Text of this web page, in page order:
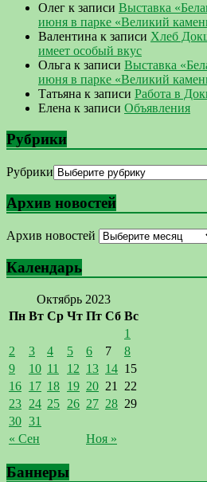
Олег к записи Выставка
июня в парке «Великий
Валентина к записи Хлеб
имеет особый вкус
Ольга к записи Выставка
июня в парке «Великий
Татьяна к записи Работа в
Елена к записи Объявления
Рубрики
Рубрики
Архив новостей
Архив новостей
Календарь
Октябрь 2023
Пн Вт Ср Чт Пт Сб Вс
« Сен Ноя »
1
2
3 4 5 6 7
8
9
10 11 12 13 14 15
16 17 18 19 20 21
22
23 24 25 26 27 28 29
30 31
Баннеры